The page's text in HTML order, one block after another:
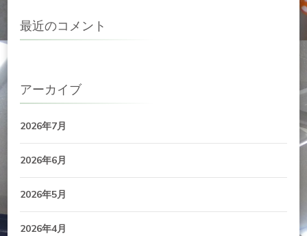
最近のコメント
アーカイブ
2026年7月
2026年6月
2026年5月
2026年4月